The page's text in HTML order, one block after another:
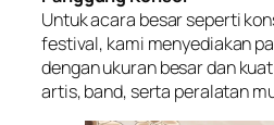
Untuk acara besar seperti
festival, kami menyediakan
dengan ukuran besar dan
artis, band, serta peralatan